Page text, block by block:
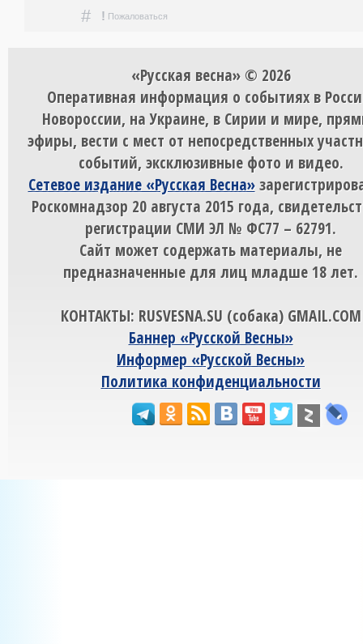
# ! Пожаловаться
«Русская весна» © 2026
Оперативная информация о событиях в
Новороссии, на Украине, в Сирии и мире,
эфиры, вести с мест от непосредственных
событий, эксклюзивные фото и видео.
Сетевое издание «Русская Весна»
Роскомнадзор 20 августа 2015 года,
регистрации СМИ ЭЛ № ФС77 – 62791.
Сайт может содержать материалы, не
предназначенные для лиц младше 18 лет.
КОНТАКТЫ: RUSVESNA.SU (собака) GMAIL.COM
Баннер «Русской Весны»
Информер «Русской Весны»
Политика конфиденциальности